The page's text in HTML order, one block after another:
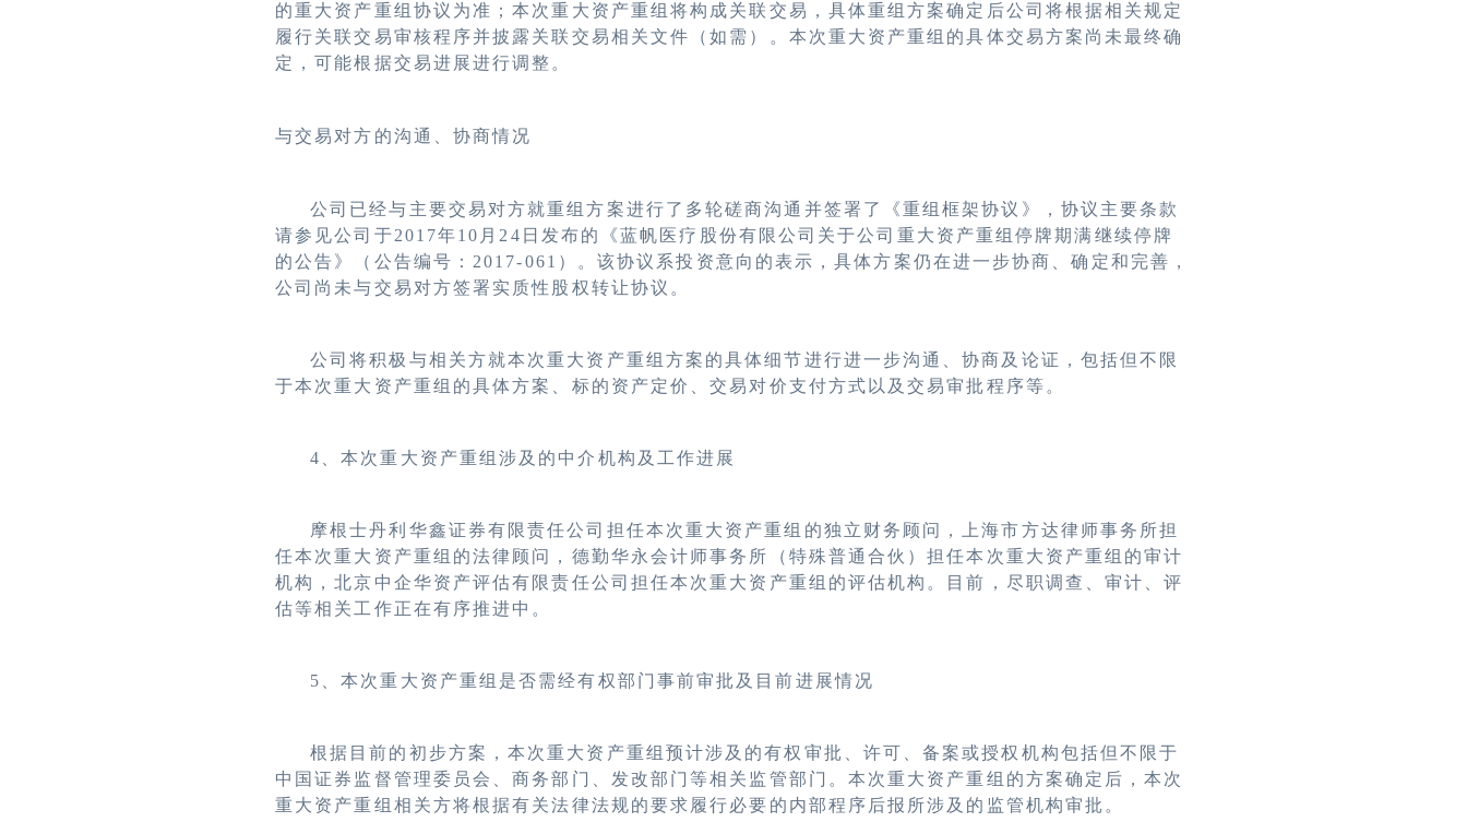
的重大资产重组协议为准；本次重大资产重组将构成关联交易，具体重组方案确定后公司将根据相关规定
履行关联交易审核程序并披露关联交易相关文件（如需）。本次重大资产重组的具体交易方案尚未最终确
定，可能根据交易进展进行调整。
与交易对方的沟通、协商情况
公司已经与主要交易对方就重组方案进行了多轮磋商沟通并签署了《重组框架协议》，协议主要条款
请参见公司于2017年10 月 24 日发布的《蓝帆医疗股份有限公司关于公司重大资产重组停牌期满继续停牌
的公告》（公告编号： 2017-061 ）。该协议系投资意向的表示，具体方案仍在进一步协商、确定和完善，
公司尚未与交易对方签署实质性股权转让协议。
公司将积极与相关方就本次重大资产重组方案的具体细节进行进一步沟通、协商及论证，包括但不限
于本次重大资产重组的具体方案、标的资产定价、交易对价支付方式以及交易审批程序等。
4 、本次重大资产重组涉及的中介机构及工作进展
摩根士丹利华鑫证券有限责任公司担任本次重大资产重组的独立财务顾问，上海市方达律师事务所担
任本次重大资产重组的法律顾问，德勤华永会计师事务所（特殊普通合伙）担任本次重大资产重组的审计
机构，北京中企华资产评估有限责任公司担任本次重大资产重组的评估机构。目前，尽职调查、审计、评
估等相关工作正在有序推进中。
5 、本次重大资产重组是否需经有权部门事前审批及目前进展情况
根据目前的初步方案，本次重大资产重组预计涉及的有权审批、许可、备案或授权机构包括但不限于
中国证券监督管理委员会、商务部门、发改部门等相关监管部门。本次重大资产重组的方案确定后，本次
重大资产重组相关方将根据有关法律法规的要求履行必要的内部程序后报所涉及的监管机构审批。